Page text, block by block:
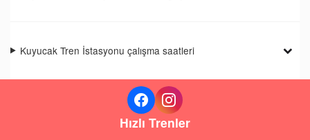
Kuyucak Tren İstasyonu çalışma saatleri
Hızlı Trenler